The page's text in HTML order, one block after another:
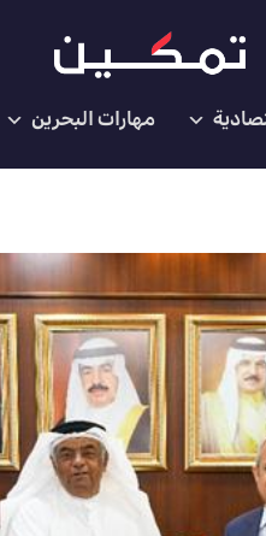
مهارات البحرين